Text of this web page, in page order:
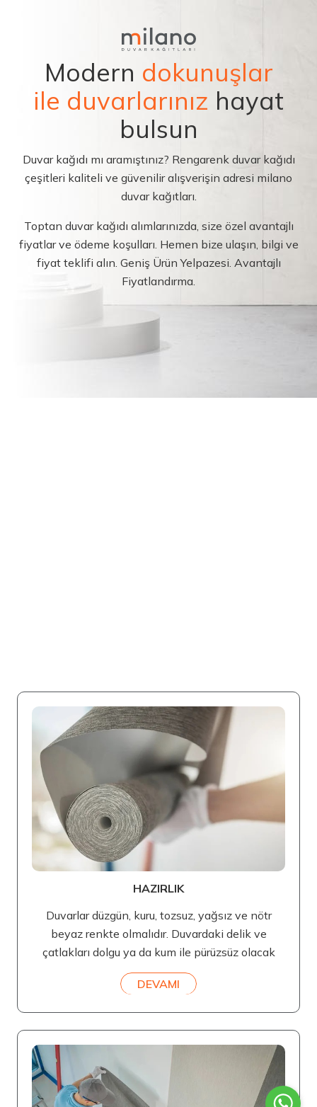
Modern dokunuşlar
ile duvarlarınız hayat
bulsun
Duvar kağıdı mı aramıştınız? Rengarenk duvar kağıdı
çeşitleri kaliteli ve güvenilir alışverişin adresi milano
duvar kağıtları.
Toptan duvar kağıdı alımlarınızda, size özel avantajlı
fiyatlar ve ödeme koşulları. Hemen bize ulaşın, bilgi ve
fiyat teklifi alın. Geniş Ürün Yelpazesi. Avantajlı
Fiyatlandırma.
HAZIRLIK
Duvarlar düzgün, kuru, tozsuz, yağsız ve nötr
beyaz renkte olmalıdır. Duvardaki delik ve
çatlakları dolgu ya da kum ile pürüzsüz olacak
DEVAMI